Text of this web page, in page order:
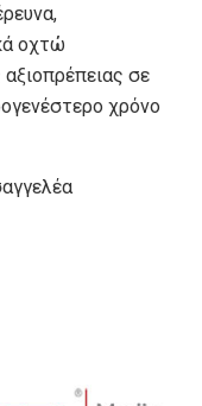
οχτώ
σε
χρόνο